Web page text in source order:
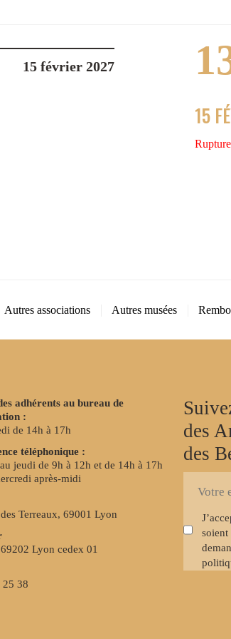
15 février 2027
15
Autres associations Autres musées
adhérents au bureau de
:
de 14h à 17h
téléphonique :
jeudi de 9h à 12h et de 14h à 17h
après-midi
Terreaux, 69001 Lyon
Lyon cedex 01
25 38
des
des
newsletter
soient